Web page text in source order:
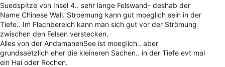
Suedspitze von Insel 4.. sehr lange Felswand- deshab der
Name Chinese Wall. Stroemung kann gut moeglich sein in der
Tiefe.. Im Flachbereich kann man sich gut vor der Strömung
zwischen den Felsen verstecken.
Alles von der AndamanenSee ist moeglich.. aber
grundsaetzlich eher die kleineren Sachen.. in der Tiefe evt mal
ein Hai oder Rochen.